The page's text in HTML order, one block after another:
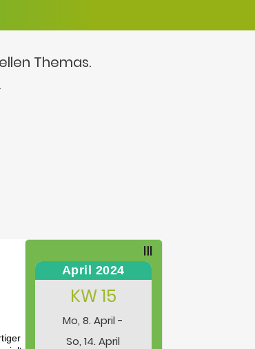
Themas.
April 2024
KW 15
Mo, 8. April -
So, 14. April